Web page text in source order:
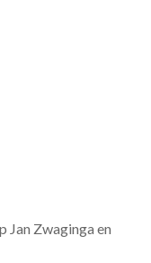
Jan Zwaginga en